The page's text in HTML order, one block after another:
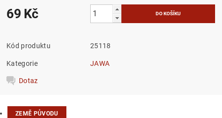
69 Kč
Kód produktu 25118
Kategorie JAWA
Dotaz
ZEMĚ PŮVODU